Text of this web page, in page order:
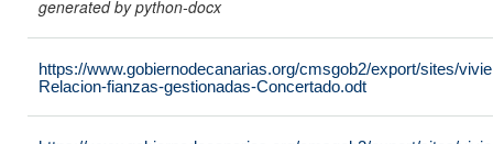
generated by python-docx
https://www.gobiernodecanarias.org/cmsgob2/export/sites/
Relacion-fianzas-gestionadas-Concertado.odt